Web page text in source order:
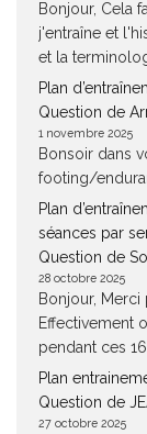
Bonjour, Cela
j'entraîne et
et la
Plan
Question de
1 novembre 2025
Bonsoir dans
footing/
Plan
séances par
Question de
28 octobre 2025
Bonjour,
Effectivement
pendant ces 16
Plan
Question de
27 octobre 2025